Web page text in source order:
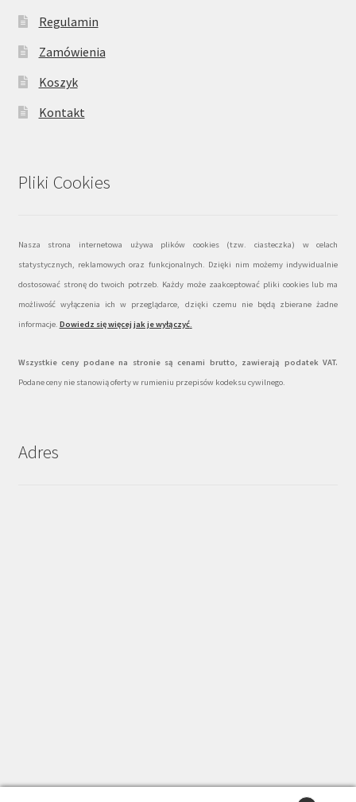
Regulamin
Zamówienia
Koszyk
Kontakt
Pliki Cookies
Nasza strona internetowa używa plików cookies (tzw. ciasteczka) w celach
statystycznych, reklamowych oraz funkcjonalnych. Dzięki nim możemy indywidualnie
dostosować stronę do twoich potrzeb. Każdy może zaakceptować pliki cookies lub ma
możliwość wyłączenia ich w przeglądarce, dzięki czemu nie będą zbierane żadne
informacje. Dowiedz się więcej jak je wyłączyć.
Wszystkie ceny podane na stronie są cenami brutto, zawierają podatek VAT.
Podane ceny nie stanowią oferty w rumieniu przepisów kodeksu cywilnego.
Adres